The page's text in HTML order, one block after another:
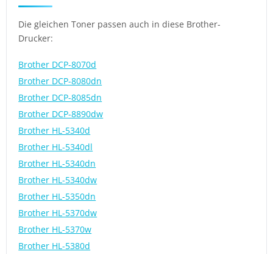
Die gleichen Toner passen auch in diese Brother-
Drucker:
Brother DCP-8070d
Brother DCP-8080dn
Brother DCP-8085dn
Brother DCP-8890dw
Brother HL-5340d
Brother HL-5340dl
Brother HL-5340dn
Brother HL-5340dw
Brother HL-5350dn
Brother HL-5370dw
Brother HL-5370w
Brother HL-5380d